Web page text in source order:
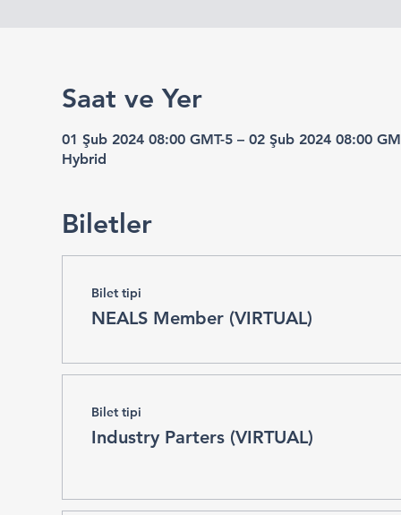
Saat ve Yer
01 Şub 2024 08:00 GMT-5 – 02 Şub 2024 08:00
Hybrid
Biletler
Bilet tipi
NEALS Member (VIRTUAL)
Bilet tipi
Industry Parters (VIRTUAL)